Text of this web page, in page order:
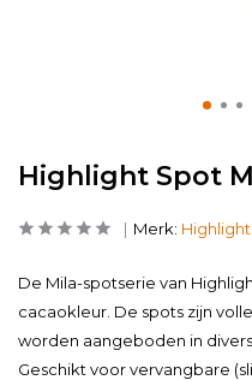
Highlight Spot
Merk: Highlight
De Mila-spotserie van
cacaokleur. De spots zijn
worden aangeboden in
Geschikt voor vervangbare